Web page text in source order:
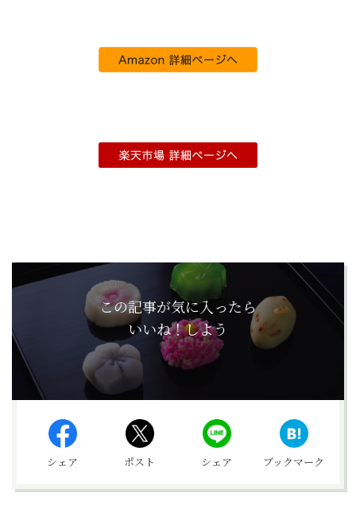
この記事が気に入ったら
いいね！しよう
シェア ポスト シェア ブックマーク